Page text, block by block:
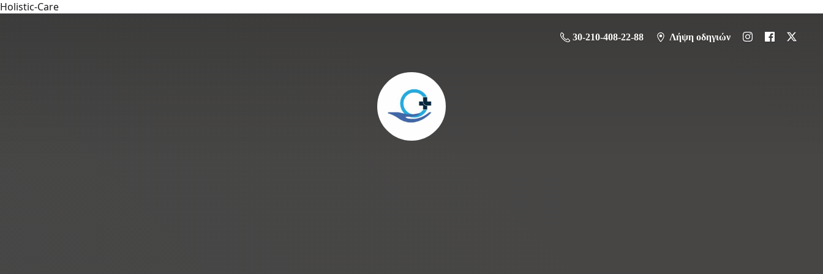
Holistic-Care
30-210-408-22-88 Λήψη οδηγιών